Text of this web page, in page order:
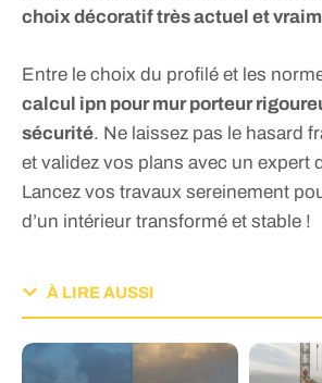
choix décoratif très actuel et
Entre le choix du profilé et les
calcul ipn pour mur porteur
sécurité. Ne laissez pas le hasard
et validez vos plans avec un expert
Lancez vos travaux sereinement
d’un intérieur transformé et stable !
À LIRE AUSSI